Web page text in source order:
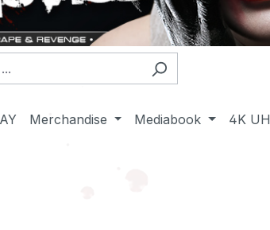
Merchandise Mediabook 4K